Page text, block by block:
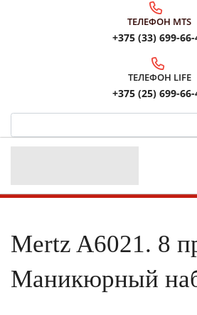
ТЕЛЕФОН MTS
+375 (33) 699-
ТЕЛЕФОН LIFE
+375 (25) 699-
Mertz A6021. 8
Маникюрный